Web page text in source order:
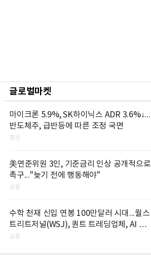
글로벌마켓
마이크론 5.9%, SK하이닉스 ADR 3.6%↓...
반도체주, 급반등에 따른 조정 국면
증권
美연준위원 3인, 기준금리 인상 공개적으로
촉구..."늦기 전에 행동해야"
금융
수학 천재 신입 연봉 100만달러 시대...월스
트리트저널(WSJ), 퀀트 트레딩업체, AI 기
업들 인재 확보 경쟁
금융